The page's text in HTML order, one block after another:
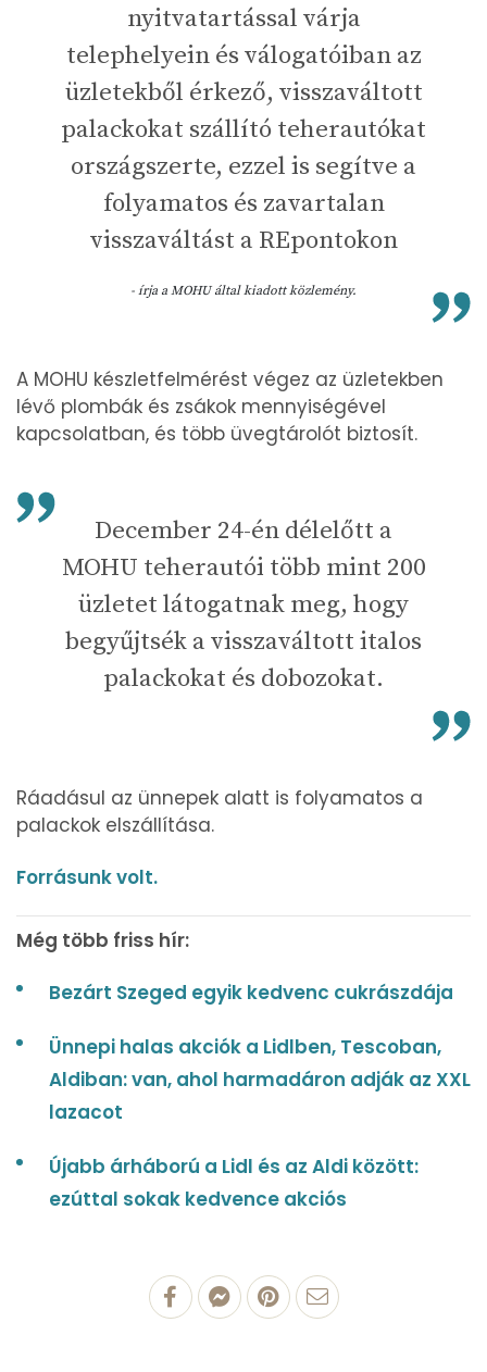
nyitvatartással várja
telephelyein és válogatóiban az
üzletekből érkező, visszaváltott
palackokat szállító teherautókat
országszerte, ezzel is segítve a
folyamatos és zavartalan
visszaváltást a REpontokon
- írja a MOHU által kiadott közlemény.
A MOHU készletfelmérést végez az üzletekben
lévő plombák és zsákok mennyiségével
kapcsolatban, és több üvegtárolót biztosít.
December 24-én délelőtt a
MOHU teherautói több mint 200
üzletet látogatnak meg, hogy
begyűjtsék a visszaváltott italos
palackokat és dobozokat.
Ráadásul az ünnepek alatt is folyamatos a
palackok elszállítása.
Forrásunk volt.
Még több friss hír:
Bezárt Szeged egyik kedvenc cukrászdája
Ünnepi halas akciók a Lidlben, Tescoban,
Aldiban: van, ahol harmadáron adják az XXL
lazacot
Újabb árháború a Lidl és az Aldi között:
ezúttal sokak kedvence akciós